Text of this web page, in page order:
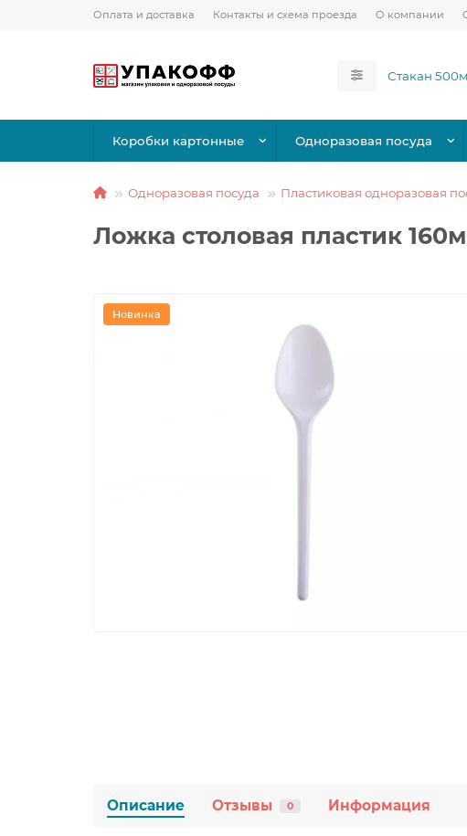
Оплата и доставка Контакты и схема проезда О компании
Коробки картонные Одноразовая посуда
Одноразовая посуда Пластиковая одноразовая
Ложка столовая пластик
Новинка
Описание Отзывы 0 Информация